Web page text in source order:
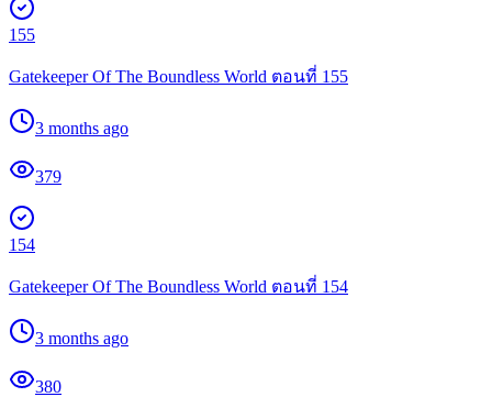
155
Gatekeeper Of The Boundless World ตอนที่ 155
3 months ago
379
154
Gatekeeper Of The Boundless World ตอนที่ 154
3 months ago
380